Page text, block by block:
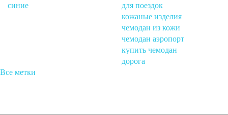
синие
для поездок
кожаные изделия
чемодан из кожи
чемодан аэропорт
купить чемодан
дорога
Все метки